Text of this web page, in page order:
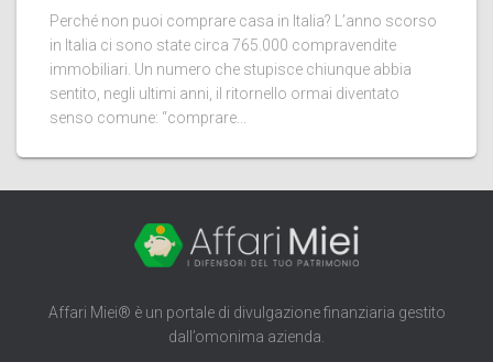
Perché non puoi comprare casa in Italia? L’anno scorso
in Italia ci sono state circa 765.000 compravendite
immobiliari. Un numero che stupisce chiunque abbia
sentito, negli ultimi anni, il ritornello ormai diventato
senso comune: “comprare...
Affari Miei® è un portale di divulgazione finanziaria gestito
dall’omonima azienda.